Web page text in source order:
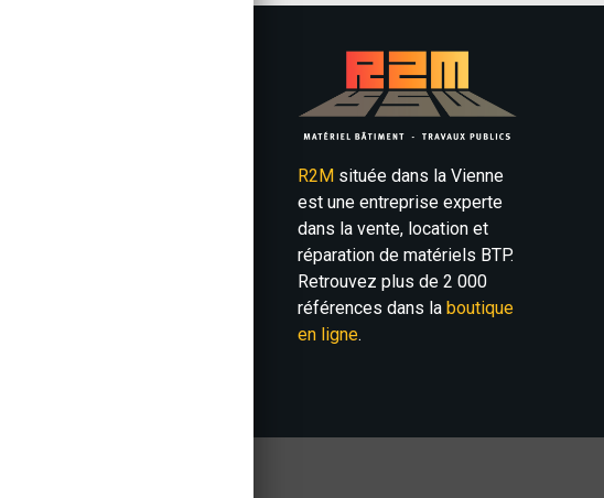
R2M située dans la Vienne
est une entreprise experte
dans la vente, location et
réparation de matériels BTP.
Retrouvez plus de 2 000
références dans la boutique
en ligne.